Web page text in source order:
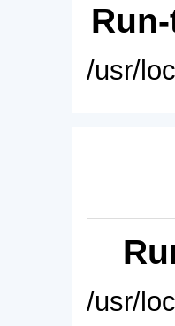
/usr/
/usr/